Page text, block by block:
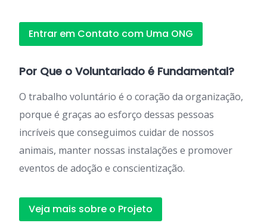
Entrar em Contato com Uma ONG
Por Que o Voluntariado é Fundamental?
O trabalho voluntário é o coração da organização,
porque é graças ao esforço dessas pessoas
incríveis que conseguimos cuidar de nossos
animais, manter nossas instalações e promover
eventos de adoção e conscientização.
Veja mais sobre o Projeto